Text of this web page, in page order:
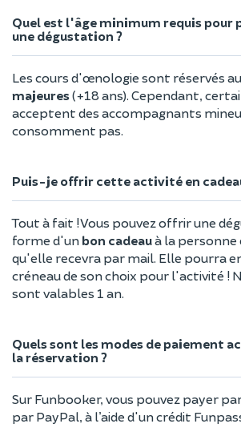
Quel est l'âge minimum requis pour
une dégustation ?
Les cours d'œnologie sont réservés
majeures(+18 ans). Cependant,
acceptent des accompagnants
consomment pas.
Puis-je offrir cette activité en
Tout à fait ! Vous pouvez offrir une
forme d'un bon cadeauà la personne
qu'elle recevra par mail. Elle pourra
créneau de son choix pour l'activité !
sont valables 1 an.
Quels sont les modes de paiement
la réservation ?
Sur Funbooker, vous pouvez payer
par PayPal, à l’aide d'un crédit